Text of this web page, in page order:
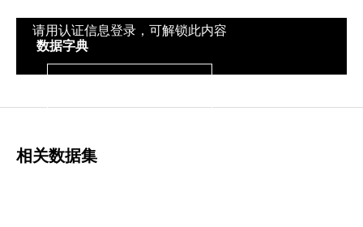
数据字典
请用认证信息登录，可解锁此内容
相关数据集